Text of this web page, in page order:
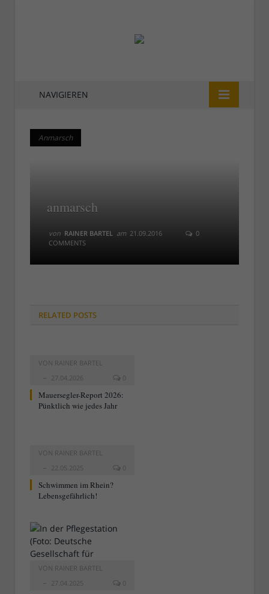
NAVIGIEREN
Anmarsch
anmarsch
von RAINER BARTEL am 21.09.2016
0
COMMENTS
Anmarsch
RELATED POSTS
VON RAINER BARTEL
27.04.2026
0
Mauersegler-Report 2026:
Pünktlich wie jedes Jahr
VON RAINER BARTEL
22.05.2025
0
Schwimmen im Rhein?
Lebensgefährlich!
VON RAINER BARTEL
27.04.2025
0